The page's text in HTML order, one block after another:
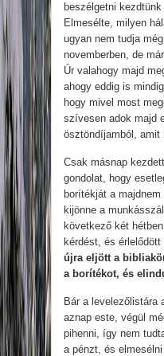
beszélgetni
Elmesélte, milyen
ugyan nem tudja
novemberben, de
Úr valahogy majd
ahogy eddig is
hogy mivel most
szívesen adok majd
ösztöndíjamból, amit
Csak másnap
gondolat, hogy
borítékját a
kijönne a
következő két
kérdést, és
újra eljött a
a borítékot, és
Bár a levelezőlistára
aznap este, végül
pihenni, így nem
a pénzt, és